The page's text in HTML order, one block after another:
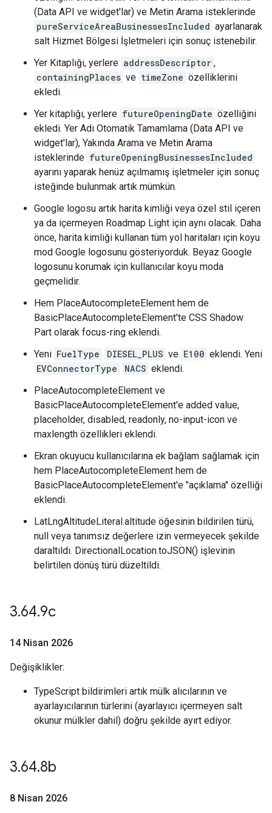
(Data API ve widget'lar) ve Metin Arama isteklerinde
pureServiceAreaBusinessesIncluded ayarlanarak
salt Hizmet Bölgesi İşletmeleri için sonuç istenebilir.
Yer Kitaplığı, yerlere addressDescriptor ,
containingPlaces ve timeZone özelliklerini
ekledi.
Yer kitaplığı, yerlere futureOpeningDate özelliğini
ekledi. Yer Adı Otomatik Tamamlama (Data API ve
widget'lar), Yakında Arama ve Metin Arama
isteklerinde futureOpeningBusinessesIncluded
ayarını yaparak henüz açılmamış işletmeler için sonuç
isteğinde bulunmak artık mümkün.
Google logosu artık harita kimliği veya özel stil içeren
ya da içermeyen Roadmap Light için aynı olacak. Daha
önce, harita kimliği kullanan tüm yol haritaları için koyu
mod Google logosunu gösteriyorduk. Beyaz Google
logosunu korumak için kullanıcılar koyu moda
geçmelidir.
Hem PlaceAutocompleteElement hem de
BasicPlaceAutocompleteElement'te CSS Shadow
Part olarak focus-ring eklendi.
Yeni FuelType DIESEL_PLUS ve E100 eklendi. Yeni
EVConnectorType
NACS eklendi.
PlaceAutocompleteElement ve
BasicPlaceAutocompleteElement'e added value,
placeholder, disabled, readonly, no-input-icon ve
maxlength özellikleri eklendi.
Ekran okuyucu kullanıcılarına ek bağlam sağlamak için
hem PlaceAutocompleteElement hem de
BasicPlaceAutocompleteElement'e "açıklama" özelliği
eklendi.
LatLngAltitudeLiteral.altitude öğesinin bildirilen türü,
null veya tanımsız değerlere izin vermeyecek şekilde
daraltıldı. DirectionalLocation.toJSON() işlevinin
belirtilen dönüş türü düzeltildi.
3.64.9c
14 Nisan 2026
Değişiklikler:
TypeScript bildirimleri artık mülk alıcılarının ve
ayarlayıcılarının türlerini (ayarlayıcı içermeyen salt
okunur mülkler dahil) doğru şekilde ayırt ediyor.
3.64.8b
8 Nisan 2026